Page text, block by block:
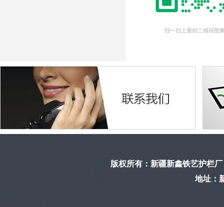
版权所有： 新疆新鑫铁艺护栏厂
地址：